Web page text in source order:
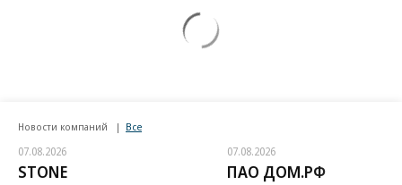
Новости компаний Все
07.08.2026
STONE
07.08.2026
ПАО ДОМ.РФ